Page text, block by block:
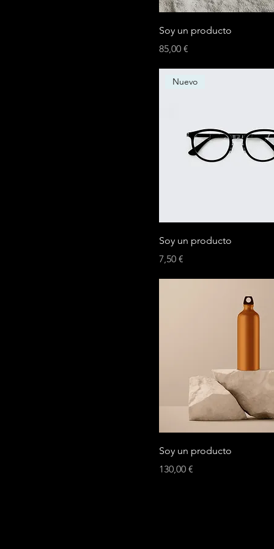
Soy un producto
Precio
85,00 €
Nuevo
Soy un producto
Precio
7,50 €
Soy un producto
Precio
130,00 €